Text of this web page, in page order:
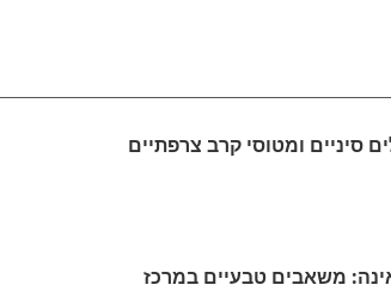
סיניים ומטוסי קרב צרפתיים
משאבים טבעיים במרכז